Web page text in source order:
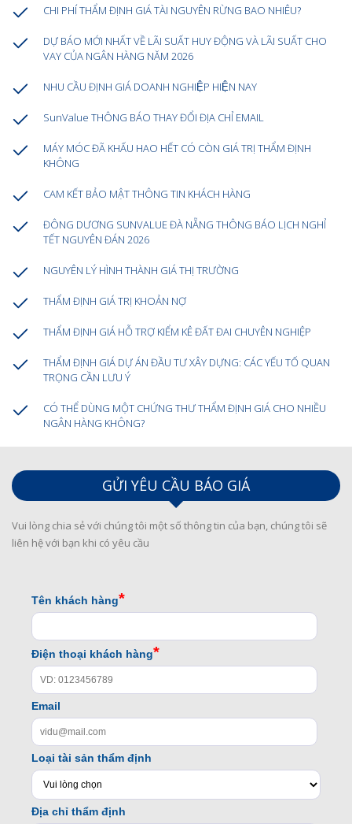
CHI PHÍ THẨM ĐỊNH GIÁ TÀI NGUYÊN RỪNG BAO NHIÊU?
DỰ BÁO MỚI NHẤT VỀ LÃI SUẤT HUY ĐỘNG VÀ LÃI SUẤT CHO
VAY CỦA NGÂN HÀNG NĂM 2026
NHU CẦU ĐỊNH GIÁ DOANH NGHIỆP HIỆN NAY
SunValue THÔNG BÁO THAY ĐỔI ĐỊA CHỈ EMAIL
MÁY MÓC ĐÃ KHẤU HAO HẾT CÓ CÒN GIÁ TRỊ THẨM ĐỊNH
KHÔNG
CAM KẾT BẢO MẬT THÔNG TIN KHÁCH HÀNG
ĐÔNG DƯƠNG SUNVALUE ĐÀ NẴNG THÔNG BÁO LỊCH NGHỈ
TẾT NGUYÊN ĐÁN 2026
NGUYÊN LÝ HÌNH THÀNH GIÁ THỊ TRƯỜNG
THẨM ĐỊNH GIÁ TRỊ KHOẢN NỢ
THẨM ĐỊNH GIÁ HỖ TRỢ KIỂM KÊ ĐẤT ĐAI CHUYÊN NGHIỆP
THẨM ĐỊNH GIÁ DỰ ÁN ĐẦU TƯ XÂY DỰNG: CÁC YẾU TỐ QUAN
TRỌNG CẦN LƯU Ý
CÓ THỂ DÙNG MỘT CHỨNG THƯ THẨM ĐỊNH GIÁ CHO NHIỀU
NGÂN HÀNG KHÔNG?
GỬI YÊU CẦU BÁO GIÁ
Vui lòng chia sẻ với chúng tôi một số thông tin của bạn, chúng tôi sẽ
liên hệ với bạn khi có yêu cầu